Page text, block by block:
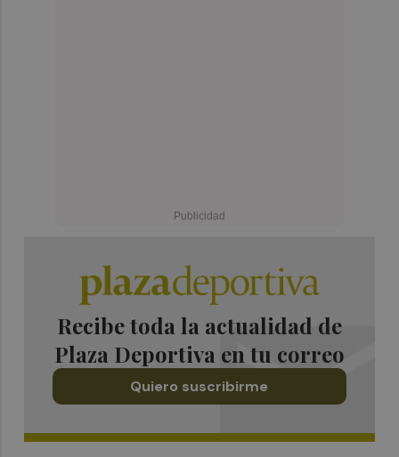
Recibe toda la actualidad de
Plaza Deportiva en tu correo
Quiero suscribirme